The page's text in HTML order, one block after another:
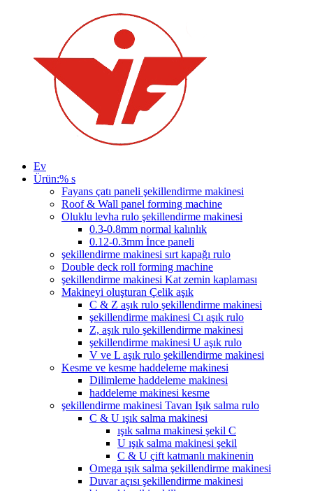
Ev
Ürün:% s
Fayans çatı paneli şekillendirme makinesi
Roof & Wall panel forming machine
Oluklu levha rulo şekillendirme makinesi
0.3-0.8mm normal kalınlık
0.12-0.3mm İnce paneli
şekillendirme makinesi sırt kapağı rulo
Double deck roll forming machine
şekillendirme makinesi Kat zemin kaplaması
Makineyi oluşturan Çelik aşık
C & Z aşık rulo şekillendirme makinesi
şekillendirme makinesi Cı aşık rulo
Z, aşık rulo şekillendirme makinesi
şekillendirme makinesi U aşık rulo
V ve L aşık rulo şekillendirme makinesi
Kesme ve kesme haddeleme makinesi
Dilimleme haddeleme makinesi
haddeleme makinesi kesme
şekillendirme makinesi Tavan Işık salma rulo
C & U ışık salma makinesi
ışık salma makinesi şekil C
U ışık salma makinesi şekil
C & U çift katmanlı makinenin
Omega ışık salma şekillendirme makinesi
Duvar açısı şekillendirme makinesi